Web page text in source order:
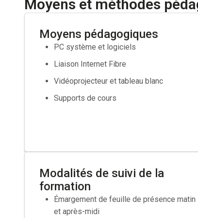
sont pas suffisante.
Établir la fiche de poste
Réaliser le positionnement du candidat
Élaborer un parcours formation
Faire valider votre projet par votre conseiller
Si besoin faire une demande de
Moyens et méthodes
Moyens pédagogiques
PC système et logiciels
Liaison Internet Fibre
Vidéoprojecteur et tableau blanc
Supports de cours
Modalités de suivi de la
formation
Émargement de feuille de présence matin
et après-midi